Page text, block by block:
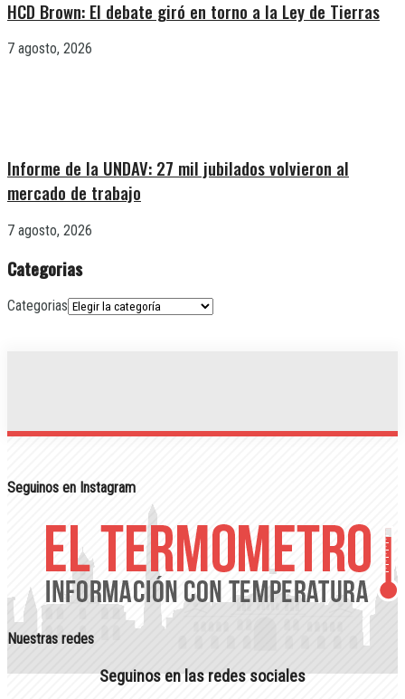
HCD Brown: El debate giró en torno a la Ley de Tierras
7 agosto, 2026
Informe de la UNDAV: 27 mil jubilados volvieron al
mercado de trabajo
7 agosto, 2026
Categorias
Categorias
Seguinos en Instagram
Nuestras redes
Seguinos en las redes sociales